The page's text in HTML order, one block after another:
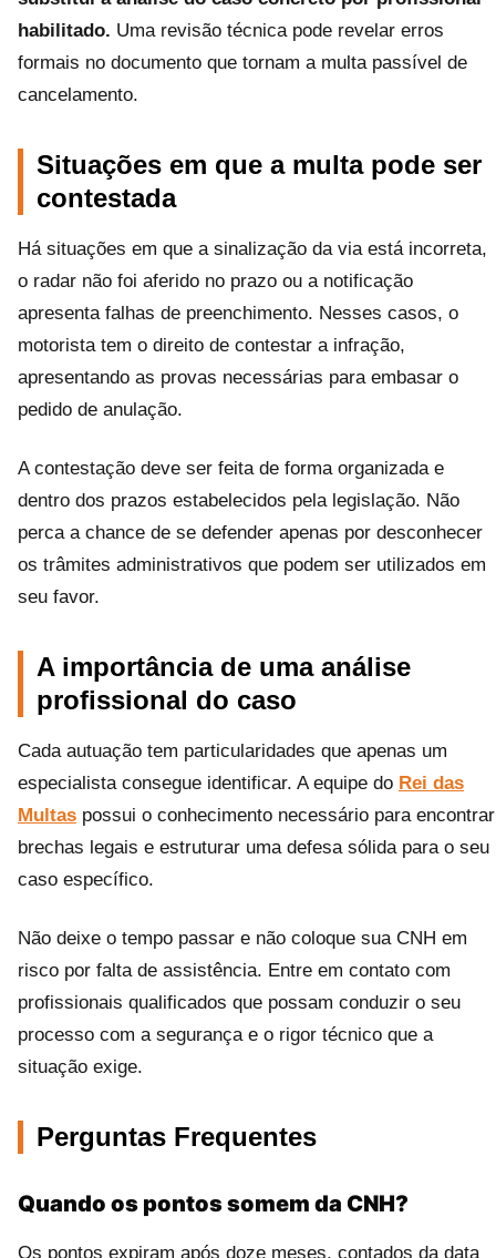
habilitado. Uma revisão técnica pode revelar erros
formais no documento que tornam a multa passível de
cancelamento.
Situações em que a multa pode ser
contestada
Há situações em que a sinalização da via está incorreta,
o radar não foi aferido no prazo ou a notificação
apresenta falhas de preenchimento. Nesses casos, o
motorista tem o direito de contestar a infração,
apresentando as provas necessárias para embasar o
pedido de anulação.
A contestação deve ser feita de forma organizada e
dentro dos prazos estabelecidos pela legislação. Não
perca a chance de se defender apenas por desconhecer
os trâmites administrativos que podem ser utilizados em
seu favor.
A importância de uma análise
profissional do caso
Cada autuação tem particularidades que apenas um
especialista consegue identificar. A equipe do Rei das
Multas possui o conhecimento necessário para encontrar
brechas legais e estruturar uma defesa sólida para o seu
caso específico.
Não deixe o tempo passar e não coloque sua CNH em
risco por falta de assistência. Entre em contato com
profissionais qualificados que possam conduzir o seu
processo com a segurança e o rigor técnico que a
situação exige.
Perguntas Frequentes
Quando os pontos somem da CNH?
Os pontos expiram após doze meses, contados da data